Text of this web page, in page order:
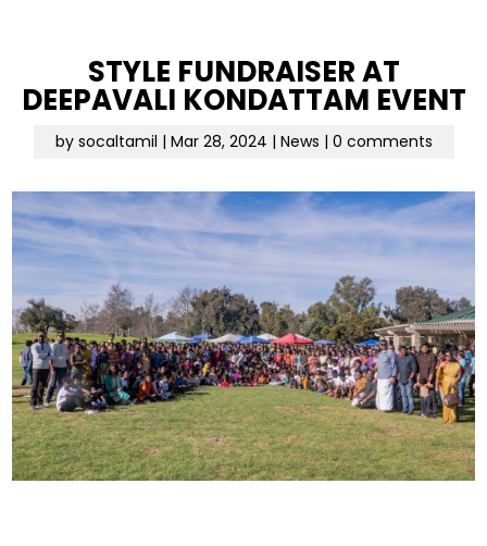
STYLE FUNDRAISER AT
DEEPAVALI KONDATTAM EVENT
by socaltamil | Mar 28, 2024 | News | 0 comments